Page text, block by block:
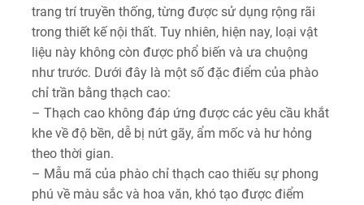
trang trí truyền thống, từng được sử dụng rộng rãi
trong thiết kế nội thất. Tuy nhiên, hiện nay, loại vật
liệu này không còn được phổ biến và ưa chuộng
như trước. Dưới đây là một số đặc điểm của phào
chỉ trần bằng thạch cao:
– Thạch cao không đáp ứng được các yêu cầu khắt
khe về độ bền, dễ bị nứt gãy, ẩm mốc và hư hỏng
theo thời gian.
– Mẫu mã của phào chỉ thạch cao thiếu sự phong
phú về màu sắc và hoa văn, khó tạo được điểm